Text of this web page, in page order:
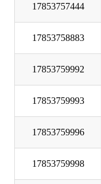
17853757444
17853758883
17853759992
17853759993
17853759996
17853759998